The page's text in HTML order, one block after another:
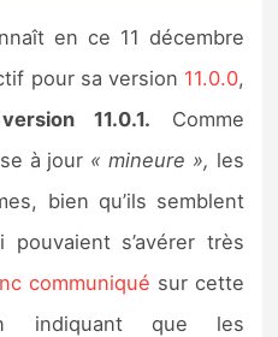
en ce 11 décembre
pour sa version 11.0.0,
version 11.0.1. Comme
à jour « mineure », les
bien qu’ils semblent
s’avérer très
communiqué sur cette
indiquant que les